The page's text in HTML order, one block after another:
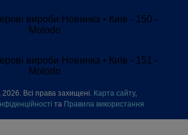
2026. Всі права захищені. Карта сайту,
та Правила використання